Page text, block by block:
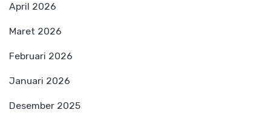
April 2026
Maret 2026
Februari 2026
Januari 2026
Desember 2025